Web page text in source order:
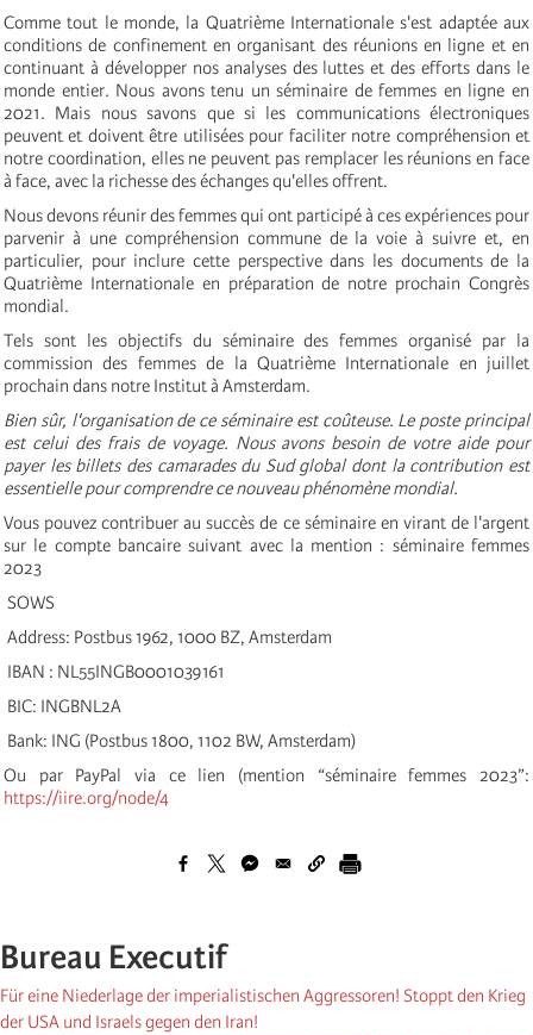
Comme tout le monde, la Quatrième Internationale s'est adaptée aux
conditions de confinement en organisant des réunions en ligne et en
continuant à développer nos analyses des luttes et des efforts dans le
monde entier. Nous avons tenu un séminaire de femmes en ligne en
2021. Mais nous savons que si les communications électroniques
peuvent et doivent être utilisées pour faciliter notre compréhension et
notre coordination, elles ne peuvent pas remplacer les réunions en face
à face, avec la richesse des échanges qu'elles offrent.
Nous devons réunir des femmes qui ont participé à ces expériences pour
parvenir à une compréhension commune de la voie à suivre et, en
particulier, pour inclure cette perspective dans les documents de la
Quatrième Internationale en préparation de notre prochain Congrès
mondial.
Tels sont les objectifs du séminaire des femmes organisé par la
commission des femmes de la Quatrième Internationale en juillet
prochain dans notre Institut à Amsterdam.
Bien sûr, l'organisation de ce séminaire est coûteuse. Le poste principal
est celui des frais de voyage. Nous avons besoin de votre aide pour
payer les billets des camarades du Sud global dont la contribution est
essentielle pour comprendre ce nouveau phénomène mondial.
Vous pouvez contribuer au succès de ce séminaire en virant de l'argent
sur le compte bancaire suivant avec la mention : séminaire femmes
2023
SOWS
Address: Postbus 1962, 1000 BZ, Amsterdam
IBAN : NL55INGB0001039161
BIC: INGBNL2A
Bank: ING (Postbus 1800, 1102 BW, Amsterdam)
Ou par PayPal via ce lien (mention “séminaire femmes 2023”:
https://iire.org/node/4
Bureau Executif
Für eine Niederlage der imperialistischen Aggressoren! Stoppt den Krieg
der USA und Israels gegen den Iran!